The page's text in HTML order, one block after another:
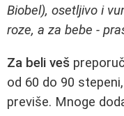
Biobel), osetljivo i
roze, a za bebe -
Za beli veš
od 60 do 90
previše. Mnoge